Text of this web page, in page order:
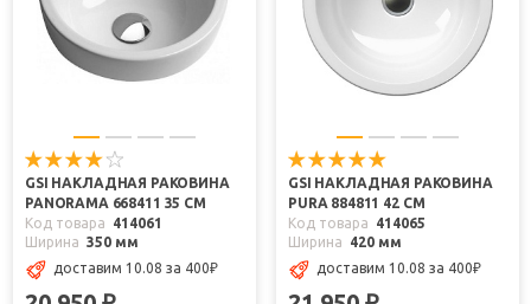
GSI НАКЛАДНАЯ РАКОВИНА
PANORAMA 668411 35 СМ
Код товара
414061
Ширина 350 мм
доставим 10.08 за 400₽
GSI НАКЛАДНАЯ РАКОВИНА
PURA 884811 42 СМ
Код товара
414065
Ширина
420 мм
доставим 10.08 за 400₽